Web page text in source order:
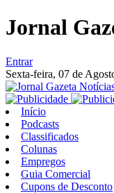
Jornal
Entrar
Sexta-feira, 07 de
Início
Podcasts
Classificados
Colunas
Empregos
Guia Comercial
Cupons de Desconto